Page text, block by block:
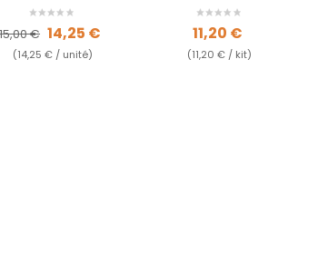
Prix de base
15,00 € Prix
14,25 €
(14,25 € / unité)
Prix
11,20 €
(11,20 € / kit)